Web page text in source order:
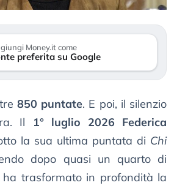
Money.it come
preferita su Google
850 puntate. E poi, il silenzio
Il
1° luglio 2026
Federica
la sua ultima puntata di Chi
dopo quasi un quarto di
ha trasformato in profondità la